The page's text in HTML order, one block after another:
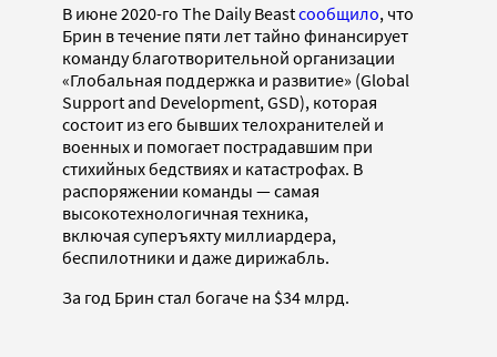
В июне 2020-го The Daily Beastсообщило, что
Брин в течение пяти лет тайно финансирует
команду благотворительной организации
«Глобальная поддержка и развитие» (Global
Support and Development, GSD), которая
состоит из его бывших телохранителей и
военных и помогает пострадавшим при
стихийных бедствиях и катастрофах. В
распоряжении команды — самая
высокотехнологичная техника,
включая суперъяхту миллиардера,
беспилотники и даже дирижабль.
За год Брин стал богаче на $34 млрд.